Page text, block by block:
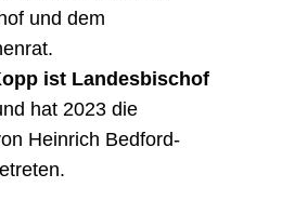
und dem
ist Landesbischof
hat 2023 die
Heinrich Bedford-